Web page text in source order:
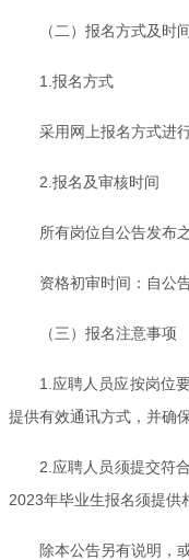
（二）报名方式及时
1.报名方式
采用网上报名方式进
2.报名及审核时间
所有岗位自公告发布
资格初审时间：自公
（三）报名注意事项
1.应聘人员应按岗位
提供有效通讯方式，并确
2.应聘人员须提交符
2023年毕业生报名须提供
除本公告另有说明，